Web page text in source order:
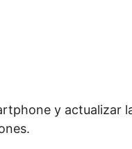
y actualizar